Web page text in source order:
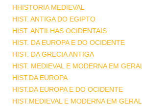
HHISTORIA MEDIEVAL
HIST. ANTIGA DO EGIPTO
HIST. ANTILHAS OCIDENTAIS
HIST. DA EUROPA E DO OCIDENTE
HIST. DA GRECIA ANTIGA
HIST. MEDIEVAL E MODERNA EM GERAL
HIST.DA EUROPA
HIST.DA EUROPA E DO OCIDENTE
HIST.MEDIEVAL E MODERNA EM GERAL